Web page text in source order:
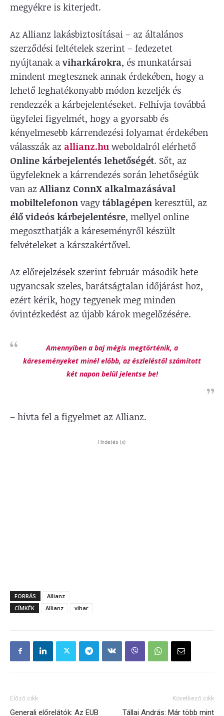
megyékre is kiterjedt.
Az Allianz lakásbiztosításai – az általános
szerződési feltételek szerint – fedezetet
nyújtanak aviharkárokra, és munkatársai
mindent megtesznek annak érdekében, hogy a
lehető leghatékonyabb módon kezeljék és
rendezzék a kárbejelentéseket. Felhívja továbbá
ügyfelei figyelmét, hogy a gyorsabb és
kényelmesebb kárrendezési folyamat érdekében
válasszák az allianz.hu weboldalról elérhető
Online kárbejelentés lehetőségét. Sőt, az
ügyfeleknek a kárrendezés során lehetőségük
van az Allianz ConnX alkalmazásával
mobiltelefonon vagytáblagépen keresztül, az
élő videós kárbejelentésre, mellyel online
megoszthatják a káreseményről készült
felvételeket a kárszakértővel.
Az előrejelzések szerint február második hete
ugyancsak szeles, barátságtalan időjárást hoz,
ezért kérik, hogy tegyenek meg minden
óvintézkedést az újabb károk megelőzésére.
Amennyiben a baj mégis megtörténik, a
káreseményeket minél előbb, az észleléstől számított
két napon belül jelentse be!
– hívta fel a figyelmet az Allianz.
Hirdetés (x)
FORRÁS
Allianz
CÍMKÉK
Allianz vihar
Előző cikk
Generali előrelátók: Az EUB
Következő cikk
Tállai András: Már több mint